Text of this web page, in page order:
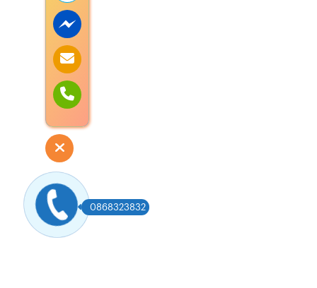
0868323832